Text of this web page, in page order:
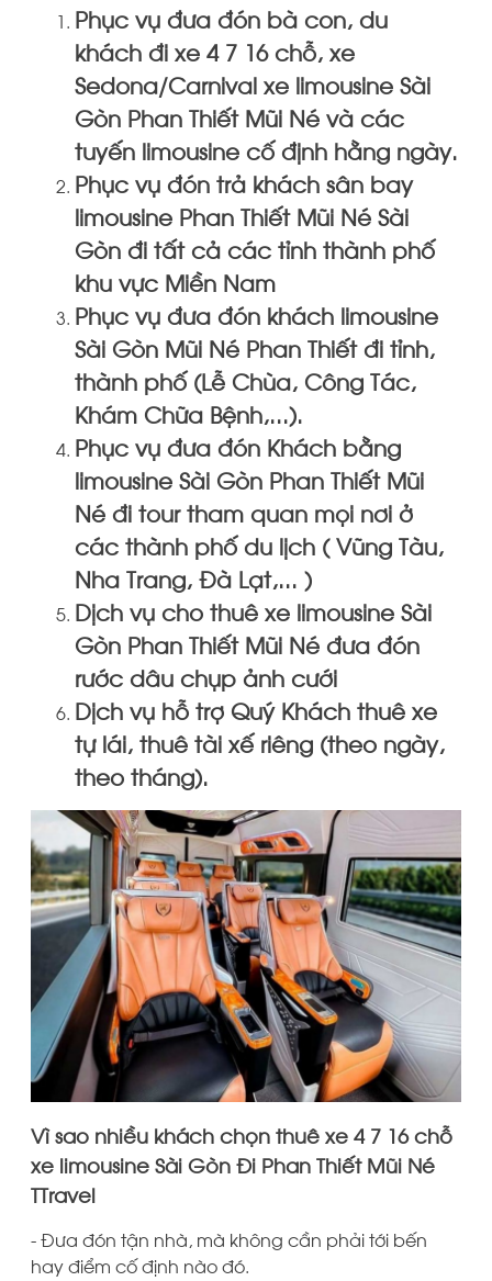
Phục vụ đưa đón bà con, du
khách đi xe 4 7 16 chỗ, xe
Sedona/Carnival xe limousine Sài
Gòn Phan Thiết Mũi Né và các
tuyến limousine cố định hằng ngày.
Phục vụ đón trả khách sân bay
limousine Phan Thiết Mũi Né Sài
Gòn đi tất cả các tỉnh thành phố
khu vực Miền Nam
Phục vụ đưa đón khách limousine
Sài Gòn Mũi Né Phan Thiết đi tỉnh,
thành phố (Lễ Chùa, Công Tác,
Khám Chữa Bệnh,...).
Phục vụ đưa đón Khách bằng
limousine Sài Gòn Phan Thiết Mũi
Né đi tour tham quan mọi nơi ở
các thành phố du lịch ( Vũng Tàu,
Nha Trang, Đà Lạt,... )
Dịch vụ cho thuê xe limousine Sài
Gòn Phan Thiết Mũi Né đưa đón
rước dâu chụp ảnh cưới
Dịch vụ hỗ trợ Quý Khách thuê xe
tự lái, thuê tài xế riêng (theo ngày,
theo tháng).
Vì sao nhiều khách chọn thuê xe 4 7 16 chỗ
xe limousine Sài Gòn Đi Phan Thiết Mũi Né
TTravel
- Đưa đón tận nhà, mà không cần phải tới bến
hay điểm cố định nào đó.